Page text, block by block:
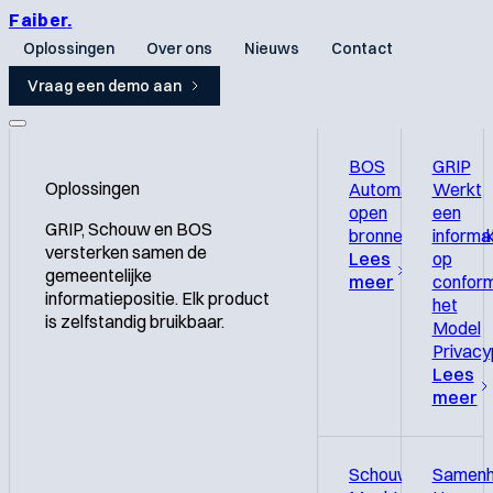
Faiber.
Oplossingen Over ons Nieuws
Contact
Vraag een demo aan
Oplossingen
GRIP, Schouw en BOS
versterken samen de
gemeentelijke
informatiepositie. Elk product
is zelfstandig bruikbaar.
BOS
Automatiseert
open
Lees
meer
GRIP
Werkt
een
op
het
Model
Lees
meer
Schouw